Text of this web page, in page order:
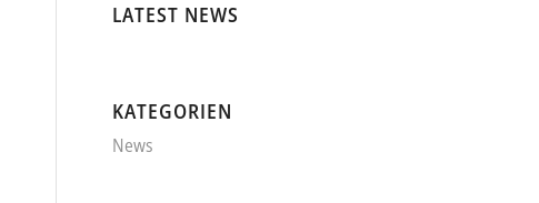
LATEST NEWS
KATEGORIEN
News